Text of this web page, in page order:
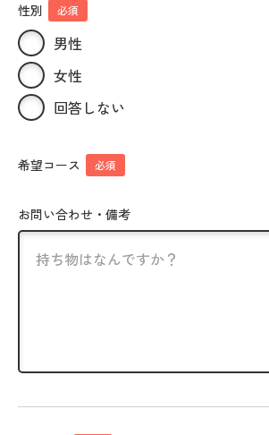
性別 必須
男性
女性
回答しない
希望コース 必須
お問い合わせ・備考